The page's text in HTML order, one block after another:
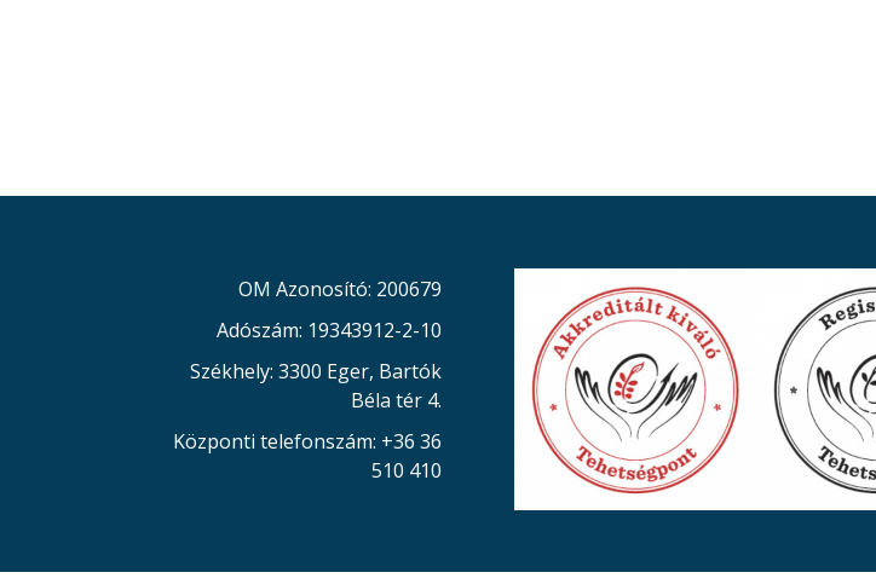
OM Azonosító: 200679
Adószám: 19343912-2-10
Székhely: 3300 Eger, Bartók
Béla tér 4.
Központi telefonszám: +36 36
510 410